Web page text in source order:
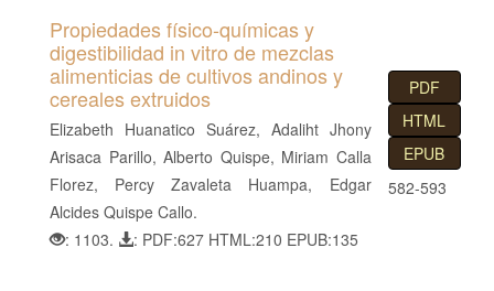
Propiedades físico-químicas y
digestibilidad in vitro de mezclas
alimenticias de cultivos andinos y
cereales extruidos
Elizabeth Huanatico Suárez, Adaliht Jhony
Arisaca Parillo, Alberto Quispe, Miriam Calla
Florez, Percy Zavaleta Huampa, Edgar
Alcides Quispe Callo.
: 1103.
: PDF:627 HTML:210 EPUB:135
PDF
HTML
EPUB
582-593